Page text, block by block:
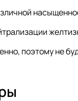
поэтому не